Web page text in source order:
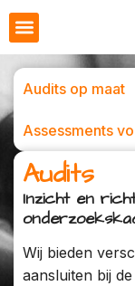
Audits op maat
Assessments
Audits
Inzicht en
Wij bieden
aansluiten bij